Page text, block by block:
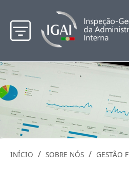
INÍCIO / SOBRE NÓS / GESTÃO